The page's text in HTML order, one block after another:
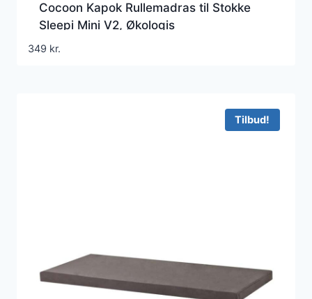
Cocoon Kapok Rullemadras til Stokke
Sleepi Mini V2, Økologis
349 kr.
Tilbud!